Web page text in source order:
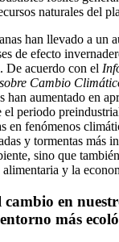
naturales del
han llevado a un
de efecto
De acuerdo con el
Cambio
han aumentado en
el periodo
en fenómenos
y tormentas más
sino que
y la
cambio en
más